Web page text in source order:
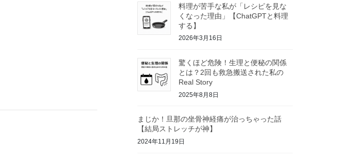
料理が苦手な私が「レシピを見な
くなった理由」【ChatGPTと料理
する】
2026年3月16日
驚くほど危険！生理と便秘の関係
とは？2回も救急搬送された私の
Real Story
2025年8月8日
まじか！旦那の坐骨神経痛が治っちゃった話
【結局ストレッチが神】
2024年11月19日